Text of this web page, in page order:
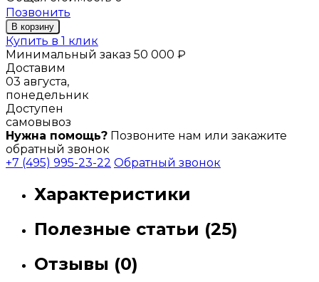
Позвонить
В корзину
Купить в 1 клик
Минимальный заказ 50 000 ₽
Доставим
03 августа,
понедельник
Доступен
самовывоз
Нужна помощь? Позвоните нам или закажите
обратный звонок
+7 (495) 995-23-22 Обратный звонок
Характеристики
Полезные статьи (25)
Отзывы (0)